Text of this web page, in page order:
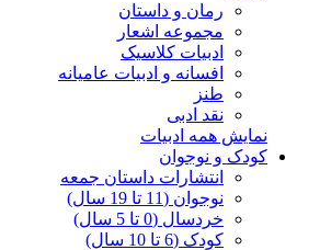
رمان و داستان
مجموعه اشعار
ادبیات کلاسیک
افسانه و ادبیات عامیانه
طنز
نقد ادبی
نمایش همه ادبیات
کودک و نوجوان
انتشارات داستان جمعه
نوجوان (11 تا 19 سال)
خردسال (0 تا 5 سال)
کودک (6 تا 10 سال)